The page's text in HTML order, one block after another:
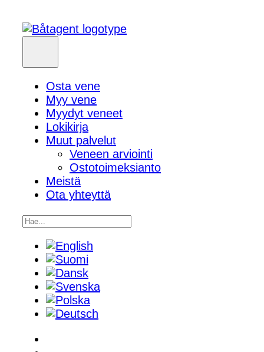
Osta vene
Myy vene
Myydyt veneet
Lokikirja
Muut palvelut
Veneen arviointi
Ostotoimeksianto
Meistä
Ota yhteyttä